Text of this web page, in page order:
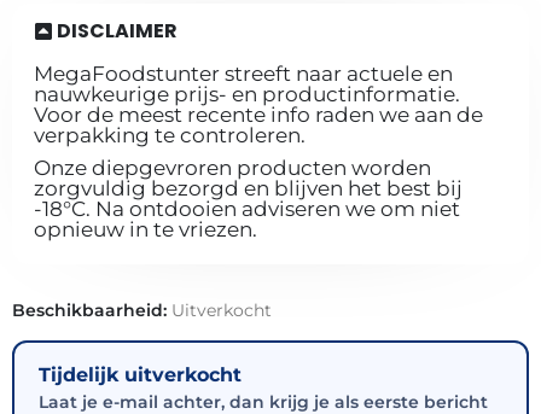
DISCLAIMER
MegaFoodstunter streeft naar actuele en
nauwkeurige prijs- en productinformatie.
Voor de meest recente info raden we aan de
verpakking te controleren.
Onze diepgevroren producten worden
zorgvuldig bezorgd en blijven het best bij
-18°C. Na ontdooien adviseren we om niet
opnieuw in te vriezen.
Beschikbaarheid: Uitverkocht
Tijdelijk uitverkocht
Laat je e-mail achter, dan krijg je als eerste bericht